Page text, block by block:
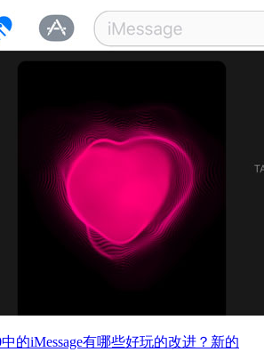
中的iMessage有哪些好玩的改进？新的